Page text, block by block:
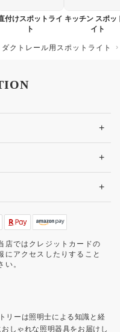
付けスポットライ
ト
キッチン スポッ
イト
ダクトレール用スポットライト
+
+
+
店ではクレジットカードの
にアクセスしたりすること
。
リーは照明士による知識と経
しゃれな照明器具をお届けし